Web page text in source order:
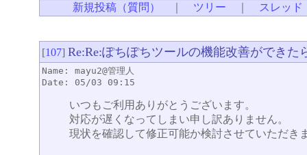
新規投稿（質問） ツリー スレッド
[107] Re:Re:ぽちぽちツールの機能改善ができた
Name: mayu2@管理人
Date: 05/03 09:15
いつもご利用ありがとうございます。
対応が遅くなってしまい申し訳ありません。
現状を確認して修正可能か検討させていただき